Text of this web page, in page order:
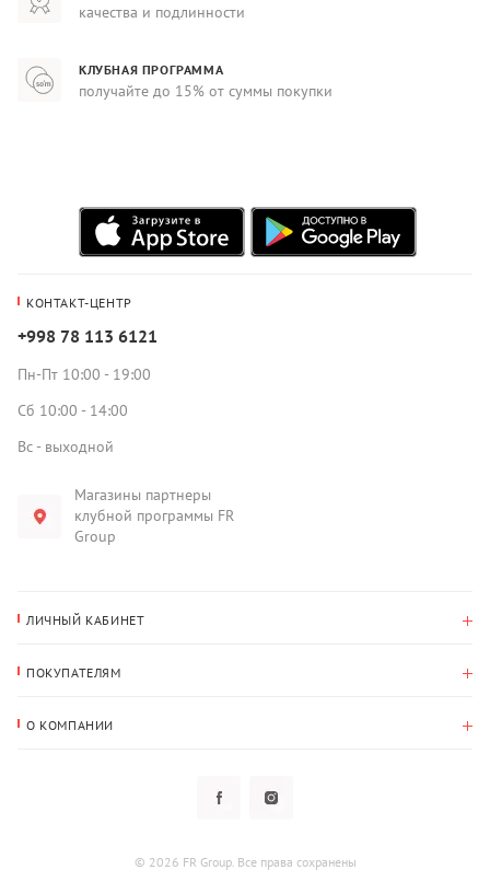
качества и подлинности
КЛУБНАЯ ПРОГРАММА
получайте до 15% от суммы покупки
КОНТАКТ-ЦЕНТР
+998 78 113 6121
Пн-Пт 10:00 - 19:00
Сб 10:00 - 14:00
Вс - выходной
Магазины партнеры
клубной программы FR
Group
ЛИЧНЫЙ КАБИНЕТ
Адрес для доставки
ПОКУПАТЕЛЯМ
О КОМПАНИИ
Политика конфиденциальности
© 2026 FR Group. Все права сохранены